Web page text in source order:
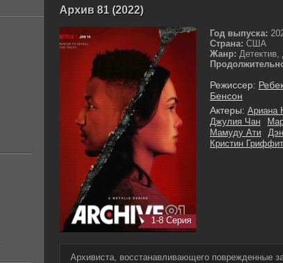
Архив 81 (2022)
1-8 Серия
Год выпуска:
Страна: США
Жанр:
Режиссер:
Бенсон
Актеры: Ариана
Джулия Чан
Мамуду Ати
Кристин Гриффит
Архивиста, восстанавливающего поврежденные